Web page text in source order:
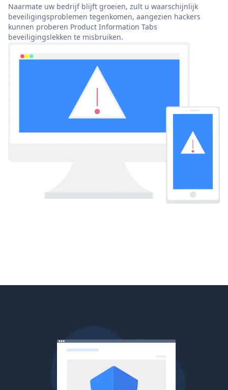
Naarmate uw bedrijf blijft groeien, zult u waarschijnlijk
beveiligingsproblemen tegenkomen, aangezien hackers
kunnen proberen Product Information Tabs
beveiligingslekken te misbruiken.